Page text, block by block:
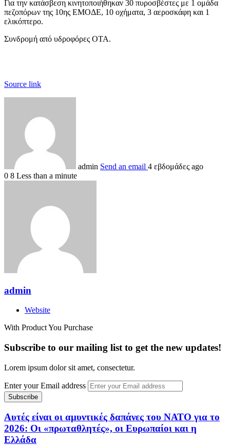
Για την κατάσβεση κινητοποιήθηκαν 30 πυροσβέστες με 1 ομάδα
πεζοπόρων της 10ης ΕΜΟΔΕ, 10 οχήματα, 3 αεροσκάφη και 1
ελικόπτερο.
Συνδρομή από υδροφόρες ΟΤΑ.
Source link
admin Send an email 4 εβδομάδες ago
0 8 Less than a minute
admin
Website
With Product You Purchase
Subscribe to our mailing list to get the new updates!
Lorem ipsum dolor sit amet, consectetur.
Enter your Email address
Αυτές είναι οι αμυντικές δαπάνες του ΝΑΤΟ για το
2026: Οι «πρωταθλητές», οι Ευρωπαίοι και η
Ελλάδα